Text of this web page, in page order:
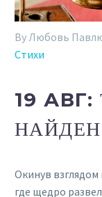
By Любовь
Стихи
19 АВГ:
Окинув
где щедро